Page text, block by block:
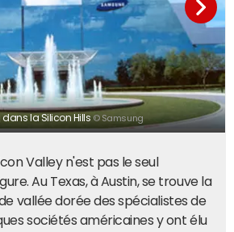
la Silicon Hills © Samsung
Valley n'est pas le seul
Au Texas, à Austin, se trouve la
vallée dorée des spécialistes de
sociétés américaines y ont élu